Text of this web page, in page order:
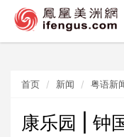
首页 新闻 粤语新
康乐园 | 钟